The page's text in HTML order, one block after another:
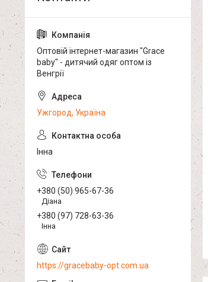
Оптовій інтернет-магазин "Grace
baby" - дитячий одяг оптом із
Венгрії
Ужгород, Україна
Інна
+380 (50) 965-67-36
Діана
+380 (97) 728-63-36
Інна
https://gracebaby-opt.com.ua